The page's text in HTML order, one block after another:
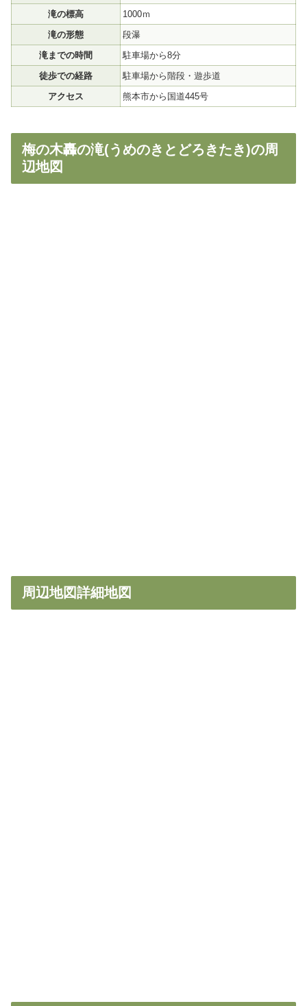
滝の標高
1000ｍ
滝の形態
段瀑
滝までの時間
駐車場から8分
徒歩での経路
駐車場から階段・遊歩道
アクセス
熊本市から国道445号
梅の木轟の滝(うめのきとどろきたき)の周
辺地図
周辺地図詳細地図